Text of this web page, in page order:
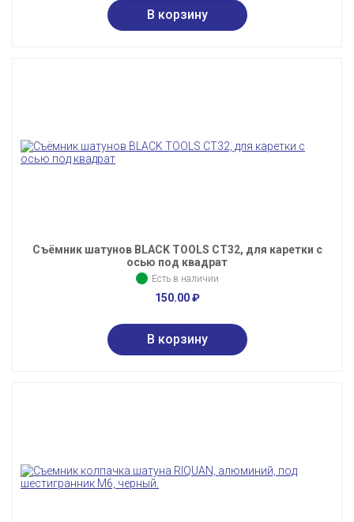
Съёмник шатунов BLACK TOOLS CT32, для каретки с
осью под квадрат
Есть в наличии
150.00₽